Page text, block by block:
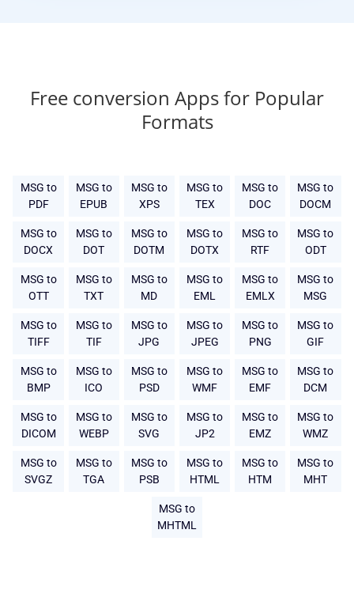
Free conversion Apps for Popular
Formats
MSG to
PDF
MSG to
EPUB
MSG to
XPS
MSG to
TEX
MSG to
DOC
MSG to
DOCM
MSG to
DOCX
MSG to
DOT
MSG to
DOTM
MSG to
DOTX
MSG to
RTF
MSG to
ODT
MSG to
OTT
MSG to
TXT
MSG to
MD
MSG to
EML
MSG to
EMLX
MSG to
MSG
MSG to
TIFF
MSG to
TIF
MSG to
JPG
MSG to
JPEG
MSG to
PNG
MSG to
GIF
MSG to
BMP
MSG to
ICO
MSG to
PSD
MSG to
WMF
MSG to
EMF
MSG to
DCM
MSG to
DICOM
MSG to
WEBP
MSG to
SVG
MSG to
JP2
MSG to
EMZ
MSG to
WMZ
MSG to
SVGZ
MSG to
TGA
MSG to
PSB
MSG to
HTML
MSG to
HTM
MSG to
MHT
MSG to
MHTML